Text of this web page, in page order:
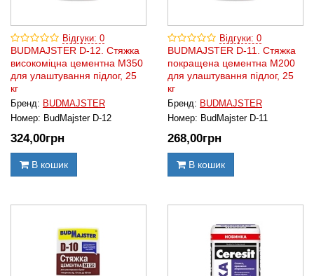
Відгуки: 0
BUDMAJSTER D-12. Стяжка
високоміцна цементна М350
для улаштування підлог, 25
кг
Бренд: BUDMAJSTER
Номер: BudMajster D-12
324,00грн
В кошик
Відгуки: 0
BUDMAJSTER D-11. Стяжка
покращена цементна М200
для улаштування підлог, 25
кг
Бренд: BUDMAJSTER
Номер: BudMajster D-11
268,00грн
В кошик